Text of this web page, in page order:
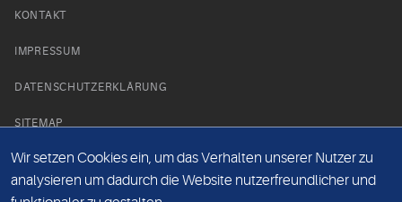
KONTAKT
IMPRESSUM
DATENSCHUTZERKLÄRUNG
SITEMAP
NEWS PARTNER
Wir setzen Cookies ein, um das Verhalten unserer Nutzer zu
analysieren um dadurch die Website nutzerfreundlicher und